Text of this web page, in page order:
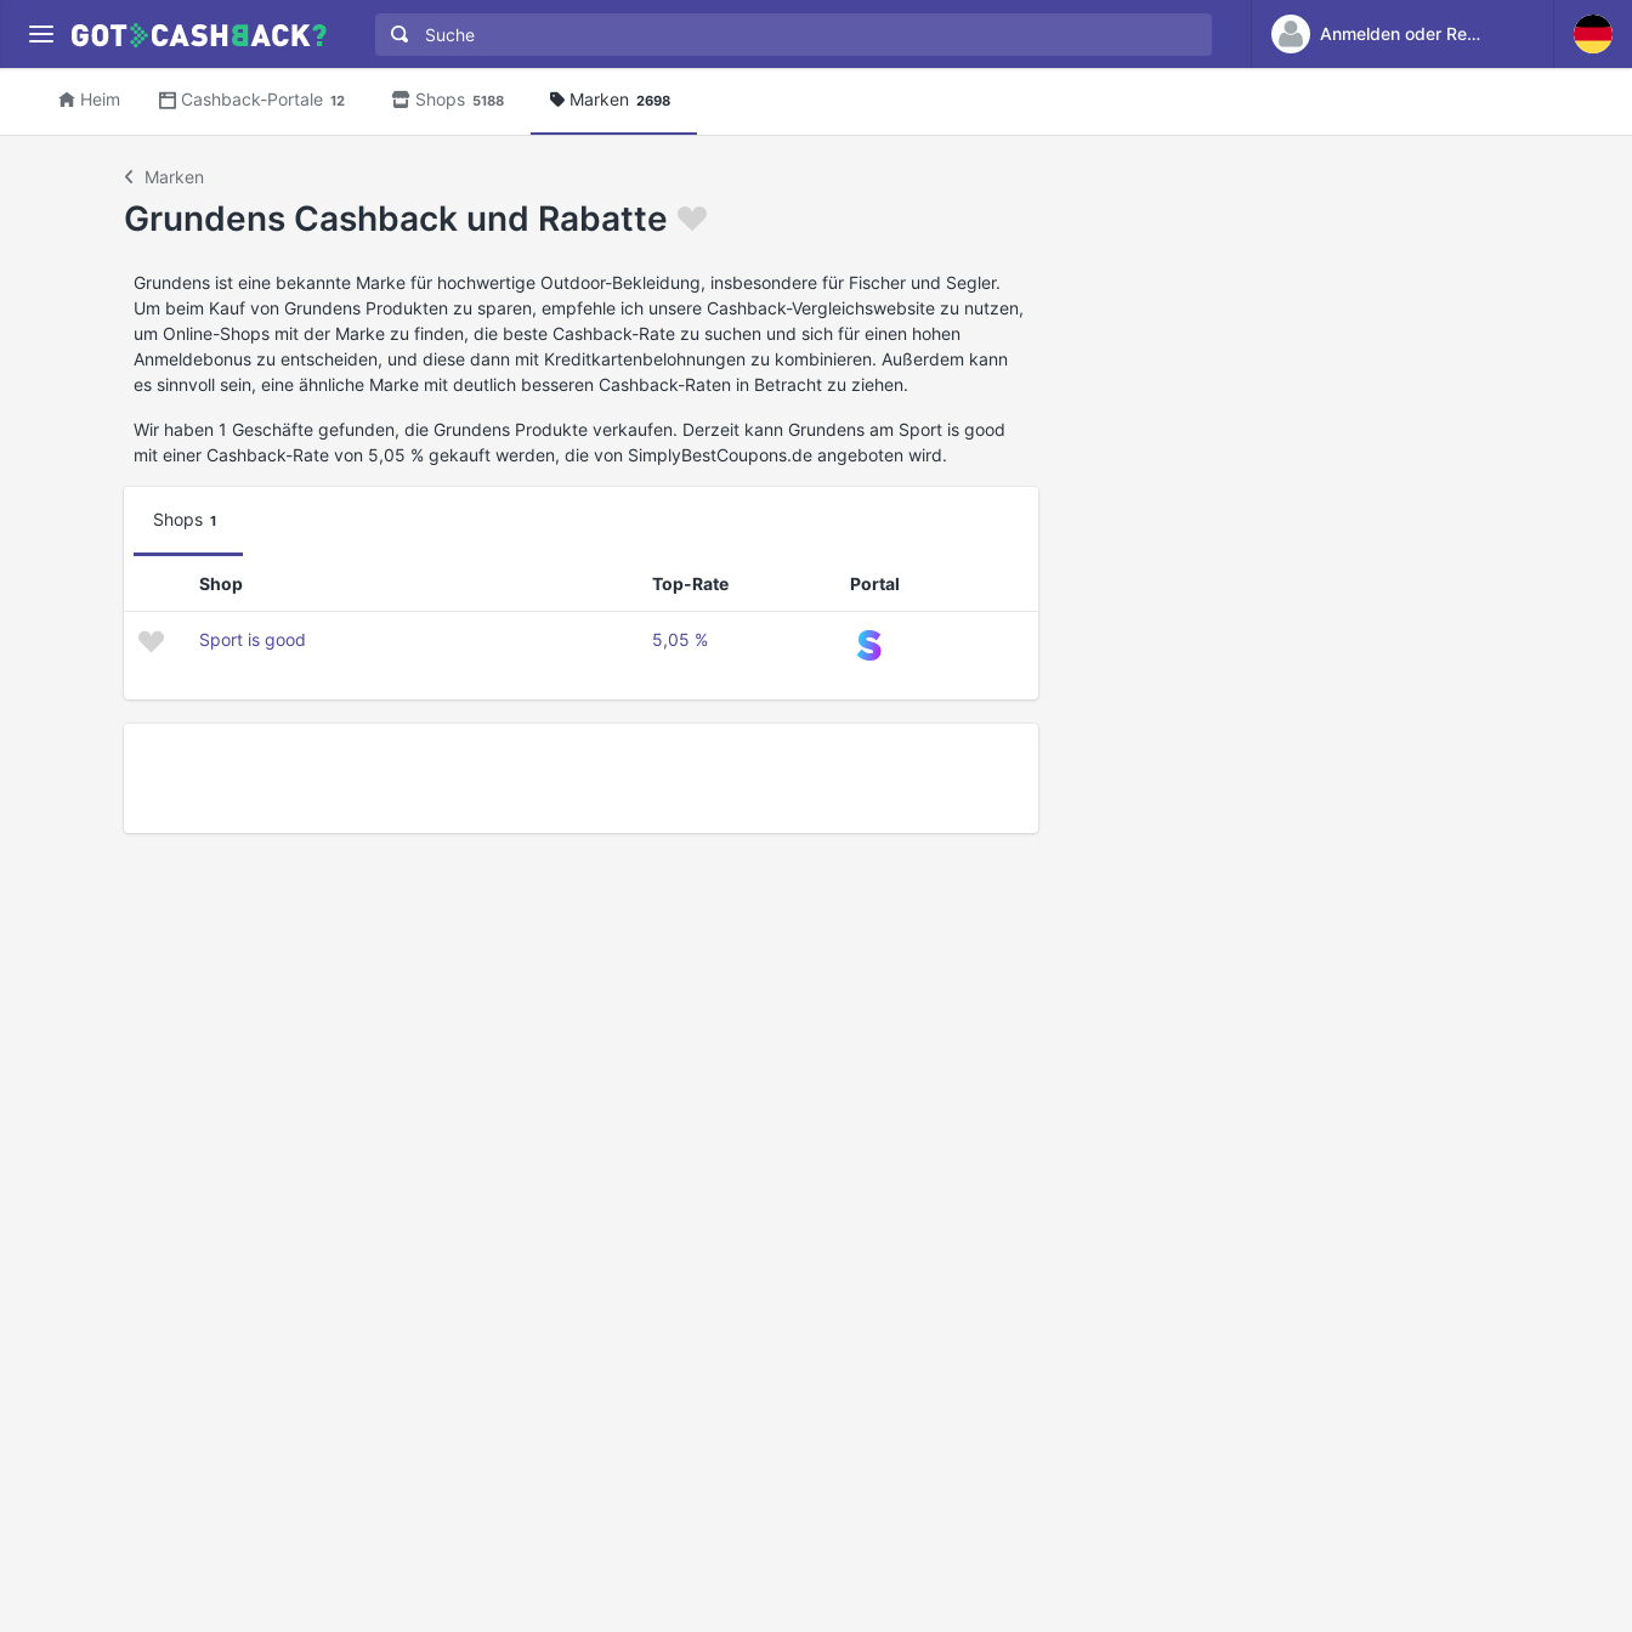
Anmelden oder Registrieren
Heim Cashback-Portale 12 Shops 5188 Marken 2698
Marken
Grundens Cashback und Rabatte
Grundens ist eine bekannte Marke für hochwertige Outdoor-Bekleidung, insbesondere für Fischer und Segler.
Um beim Kauf von Grundens Produkten zu sparen, empfehle ich unsere Cashback-Vergleichswebsite zu nutzen,
um Online-Shops mit der Marke zu finden, die beste Cashback-Rate zu suchen und sich für einen hohen
Anmeldebonus zu entscheiden, und diese dann mit Kreditkartenbelohnungen zu kombinieren. Außerdem kann
es sinnvoll sein, eine ähnliche Marke mit deutlich besseren Cashback-Raten in Betracht zu ziehen.
Wir haben 1 Geschäfte gefunden, die Grundens Produkte verkaufen. Derzeit kann Grundens am Sport is good
mit einer Cashback-Rate von 5,05 % gekauft werden, die von SimplyBestCoupons.de angeboten wird.
Shops 1
Shop Top-Rate Portal
Sport is good 5,05 %